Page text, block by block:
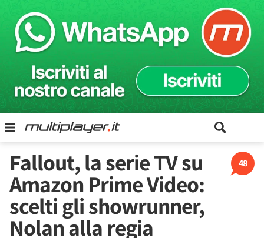
48
Fallout, la serie TV su
Amazon Prime Video:
scelti gli showrunner,
Nolan alla regia